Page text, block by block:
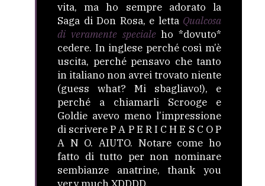
vita, ma ho sempre adorato la
Saga di Don Rosa, e letta Qualcosa
di veramente specialeho *dovuto*
cedere. In inglese perché così m’è
uscita, perché pensavo che tanto
in italiano non avrei trovato niente
(guess what? Mi sbagliavo!), e
perché a chiamarli Scrooge e
Goldie avevo meno l’impressione
di scrivere P A P E R I C H E S C O P
A N O. AIUTO. Notare come ho
fatto di tutto per non nominare
sembianze anatrine, thank you
very much XDDDD.